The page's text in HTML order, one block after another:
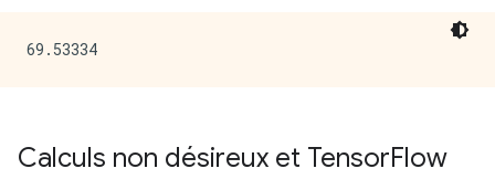
Calculs non désireux et TensorFlow